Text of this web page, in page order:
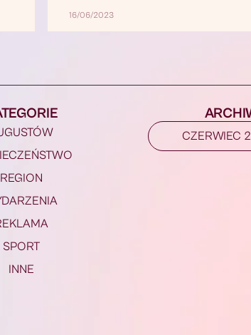
16/06/2023
REGION
SPORT
INNE